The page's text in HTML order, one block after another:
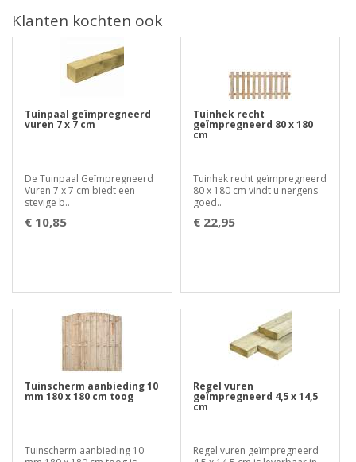
Klanten kochten ook
Tuinpaal geïmpregneerd
vuren 7 x 7 cm
De Tuinpaal Geïmpregneerd
Vuren 7 x 7 cm biedt een
stevige b..
€ 10,85
Tuinhek recht
geïmpregneerd 80 x 180
cm
Tuinhek recht geïmpregneerd
80 x 180 cm vindt u nergens
goed..
€ 22,95
Tuinscherm aanbieding 10
mm 180 x 180 cm toog
Tuinscherm aanbieding 10
Regel vuren
geïmpregneerd 4,5 x 14,5
cm
Regel vuren geïmpregneerd